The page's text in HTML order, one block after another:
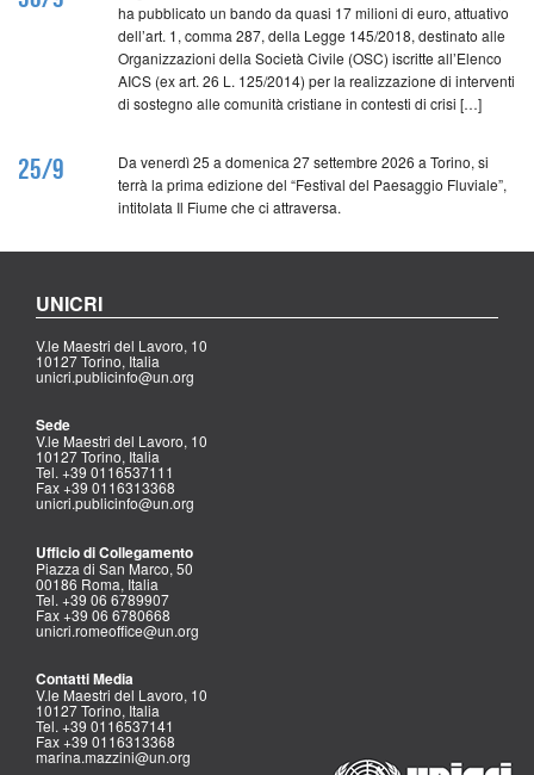
ha pubblicato un bando da quasi 17 milioni di euro, attuativo
dell’art. 1, comma 287, della Legge 145/2018, destinato alle
Organizzazioni della Società Civile (OSC) iscritte all’Elenco
AICS (ex art. 26 L. 125/2014) per la realizzazione di interventi
di sostegno alle comunità cristiane in contesti di crisi […]
25/9
Da venerdì 25 a domenica 27 settembre 2026 a Torino, si
terrà la prima edizione del “Festival del Paesaggio Fluviale”,
intitolata Il Fiume che ci attraversa.
UNICRI
V.le Maestri del Lavoro, 10
10127 Torino, Italia
unicri.publicinfo@un.org
Sede
V.le Maestri del Lavoro, 10
10127 Torino, Italia
Tel. +39 0116537111
Fax +39 0116313368
unicri.publicinfo@un.org
Ufficio di Collegamento
Piazza di San Marco, 50
00186 Roma, Italia
Tel. +39 06 6789907
Fax +39 06 6780668
unicri.romeoffice@un.org
Contatti Media
V.le Maestri del Lavoro, 10
10127 Torino, Italia
Tel. +39 0116537141
Fax +39 0116313368
marina.mazzini@un.org